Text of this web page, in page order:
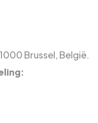
Brussel, België.